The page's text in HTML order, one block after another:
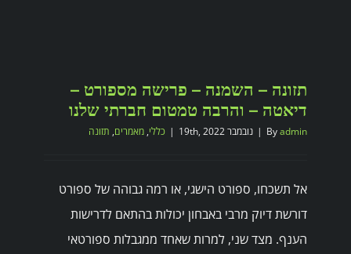
תזונה – השמנה – פרישה מספורט –
דיאטה – והרבה טמטום חברתי שלנו
Byadmin
| נובמבר 19th, 2022 | כללי, מאמרים, תזונה
אל תשכחו, ספורט הישגי, או רמה גבוהה של ספורט
דורשת דיוק מרבי באבחון יכולות בהתאם לדרישות
הענף. מצד שני, למרות שאחד ממגבלות ספורטאי